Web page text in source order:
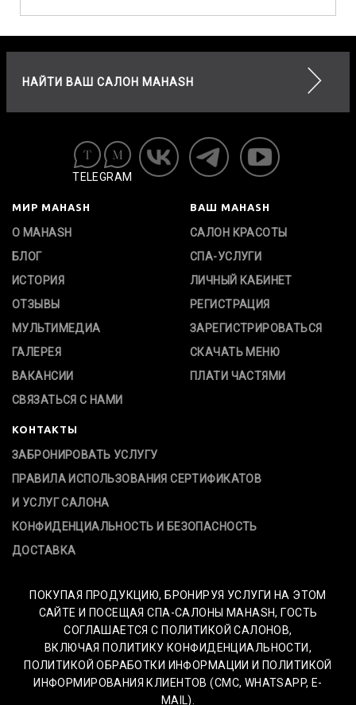
НАЙТИ ВАШ САЛОН MAHASH
TELEGRAM
МИР MAHASH
О MAHASH
БЛОГ
ИСТОРИЯ
ОТЗЫВЫ
МУЛЬТИМЕДИА
ГАЛЕРЕЯ
ВАКАНСИИ
СВЯЗАТЬСЯ С НАМИ
ВАШ MAHASH
САЛОН КРАСОТЫ
СПА-УСЛУГИ
ЛИЧНЫЙ КАБИНЕТ
РЕГИСТРАЦИЯ
ЗАРЕГИСТРИРОВАТЬСЯ
СКАЧАТЬ МЕНЮ
ПЛАТИ ЧАСТЯМИ
КОНТАКТЫ
ЗАБРОНИРОВАТЬ УСЛУГУ
ПРАВИЛА ИСПОЛЬЗОВАНИЯ СЕРТИФИКАТОВ
И УСЛУГ САЛОНА
КОНФИДЕНЦИАЛЬНОСТЬ И БЕЗОПАСНОСТЬ
ДОСТАВКА
ПОКУПАЯ ПРОДУКЦИЮ, БРОНИРУЯ УСЛУГИ НА ЭТОМ
САЙТЕ И ПОСЕЩАЯ СПА-САЛОНЫ MAHASH, ГОСТЬ
СОГЛАШАЕТСЯ С ПОЛИТИКОЙ САЛОНОВ,
ВКЛЮЧАЯ ПОЛИТИКУ КОНФИДЕНЦИАЛЬНОСТИ,
ПОЛИТИКОЙ ОБРАБОТКИ ИНФОРМАЦИИ И ПОЛИТИКОЙ
ИНФОРМИРОВАНИЯ КЛИЕНТОВ (СМС, WHATSAPP, E-
MAIL).